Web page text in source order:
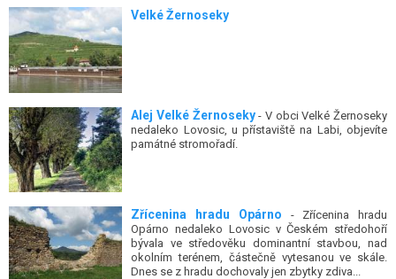
Velké Žernoseky
Alej Velké Žernoseky- V obci Velké Žernoseky
nedaleko Lovosic, u přístaviště na Labi, objevíte
památné stromořadí.
Zřícenina hradu Opárno - Zřícenina hradu
Opárno nedaleko Lovosic v Českém středohoří
bývala ve středověku dominantní stavbou, nad
okolním terénem, částečně vytesanou ve skále.
Dnes se z hradu dochovaly jen zbytky zdiva...